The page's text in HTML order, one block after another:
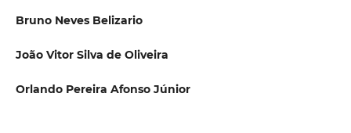
Bruno Neves Belizario
João Vitor Silva de Oliveira
Orlando Pereira Afonso Júnior